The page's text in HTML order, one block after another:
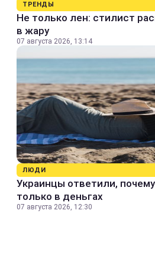
ТРЕНДЫ
Не только лен: стилист
в жару
07 августа 2026, 13:14
ЛЮДИ
Украинцы ответили,
только в деньгах
07 августа 2026, 12:30